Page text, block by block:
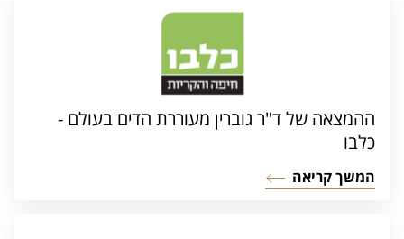
ההמצאה של ד"ר גוברין מעוררת הדים בעולם -
כלבו
המשך קריאה